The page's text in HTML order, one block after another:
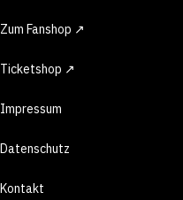
Zum Fanshop ↗
Ticketshop ↗
Impressum
Datenschutz
Kontakt